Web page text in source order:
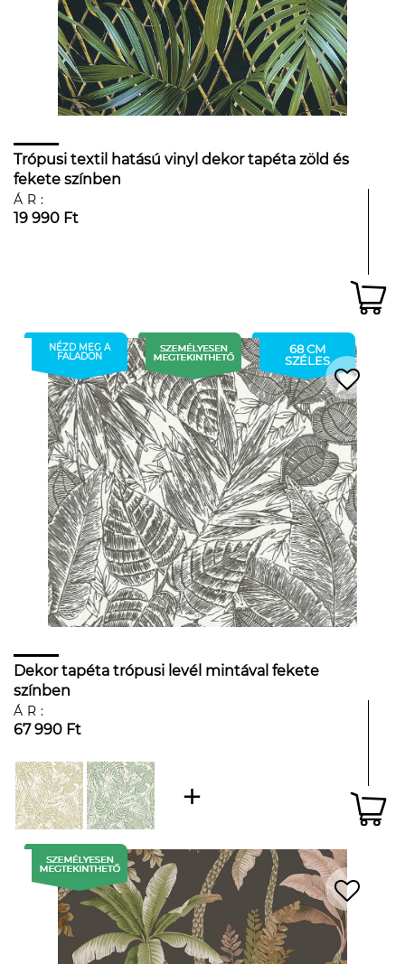
Trópusi textil hatású vinyl dekor tapéta zöld és
fekete színben
ÁR:
19 990 Ft
NÉZD MEG A
FALADON
68 CM
SZÉLES
Dekor tapéta trópusi levél mintával fekete
színben
ÁR:
67 990 Ft